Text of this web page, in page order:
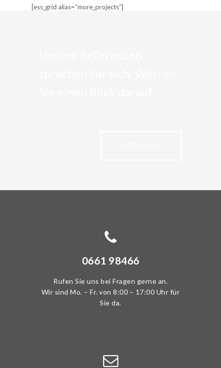
[ess_grid alias=“more_projects“]
0661 98466
Rufen Sie uns bei Fragen gerne an.
Wir sind Mo. – Fr. von 8:00 – 17:00 Uhr für
Sie da.